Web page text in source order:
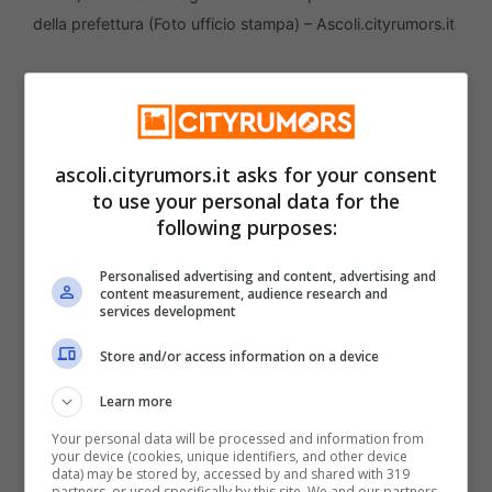
della prefettura (Foto ufficio stampa) – Ascoli.cityrumors.it
Magni è stato nominato vice prefetto
aggiuntocon decreto ministeriale, del
ministro dell’Interno. Quindi, il 31 marzo
incarico di capo di
Gabinetto della prefettura di Ascoli
, che gli è stato
prefetto Sante Copponi.
Il prefetto di Ascoli ha espresso al nuovo
capo di Gabinetto i migliori auguri di buon
ascoli.cityrumors.it asks for your consent
to use your personal data for the
following purposes:
Personalised advertising and content, advertising and
content measurement, audience research and
services development
Store and/or access information on a device
Learn more
Your personal data will be processed and information from
your device (cookies, unique identifiers, and other device
data) may be stored by, accessed by and shared with 319